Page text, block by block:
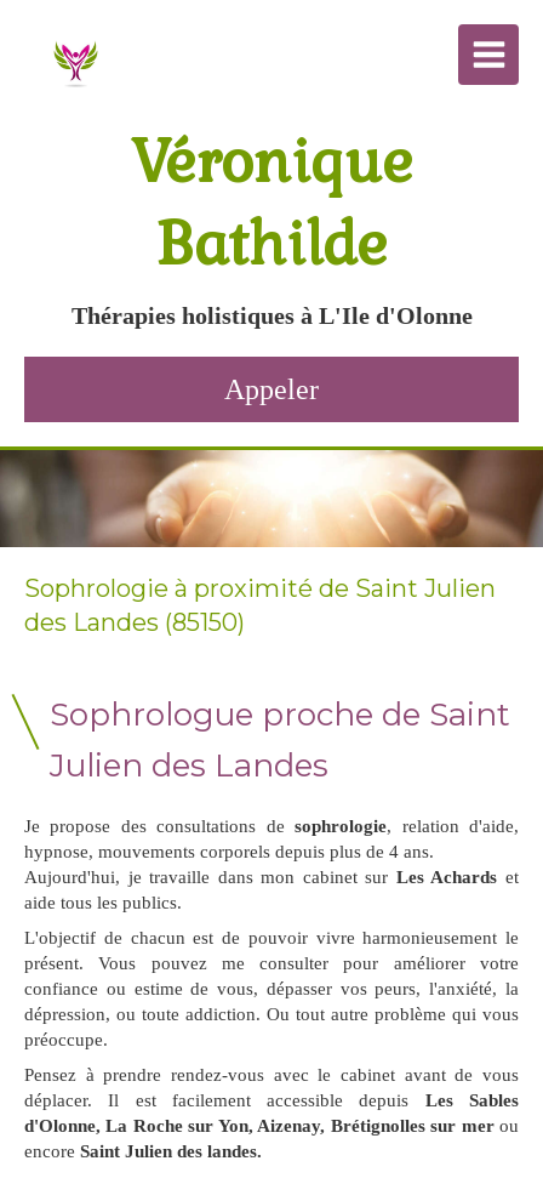
Véronique
Bathilde
Thérapies holistiques à L'Ile d'Olonne
Appeler
Sophrologie à proximité de Saint Julien
des Landes (85150)
Sophrologue proche de Saint
Julien des Landes
Je propose des consultations desophrologie, relation d'aide,
hypnose, mouvements corporels depuis plus de 4 ans.
Aujourd'hui, je travaille dans mon cabinet sur Les Achardset
aide tous les publics.
L'objectif de chacun est de pouvoir vivre harmonieusement le
présent. Vous pouvez me consulter pour améliorer votre
confiance ou estime de vous, dépasser vos peurs, l'anxiété, la
dépression, ou toute addiction. Ou tout autre problème qui vous
préoccupe.
Pensez à prendre rendez-vous avec le cabinet avant de vous
déplacer. Il est facilement accessible depuis Les Sables
d'Olonne, La Roche sur Yon, Aizenay, Brétignolles sur merou
encore Saint Julien des landes.